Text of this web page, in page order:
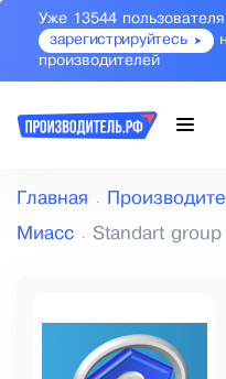
Уже 13544
зарегистрируйтесь
производителей
Главная
Миасс Standart group